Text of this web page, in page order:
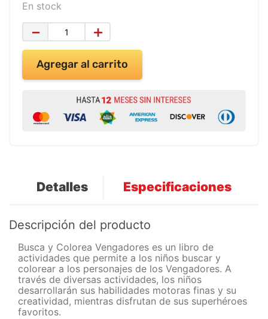
En stock
＋
－
Agregar al carrito
Detalles Especificaciones
Descripción del producto
Busca y Colorea Vengadores es un libro de
actividades que permite a los niños buscar y
colorear a los personajes de los Vengadores. A
través de diversas actividades, los niños
desarrollarán sus habilidades motoras finas y su
creatividad, mientras disfrutan de sus superhéroes
favoritos.